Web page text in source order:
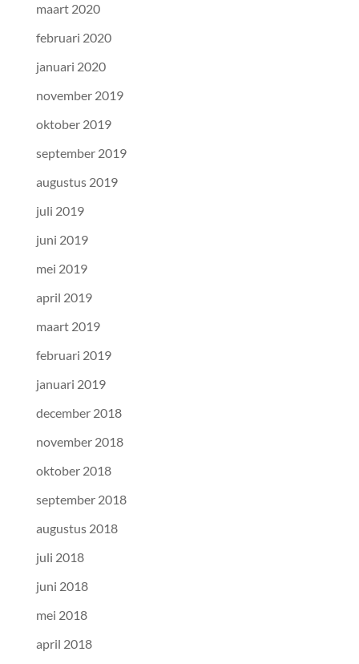
maart 2020
februari 2020
januari 2020
november 2019
oktober 2019
september 2019
augustus 2019
juli 2019
juni 2019
mei 2019
april 2019
maart 2019
februari 2019
januari 2019
december 2018
november 2018
oktober 2018
september 2018
augustus 2018
juli 2018
juni 2018
mei 2018
april 2018